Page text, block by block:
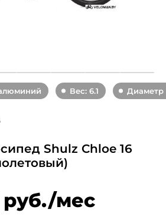
Вес: 6.1 Диаметр
Shulz Chloe 16
руб./мес